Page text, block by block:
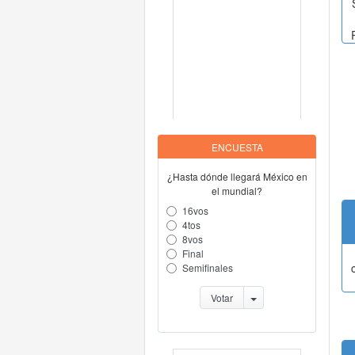
ENCUESTA
¿Hasta dónde llegará México en
el mundial?
16vos
4tos
8vos
Final
Semifinales
Votar